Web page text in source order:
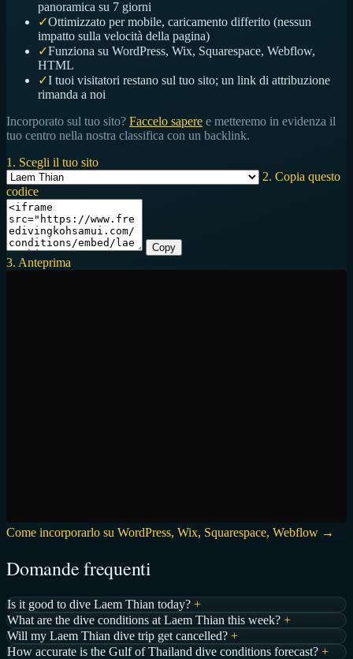
panoramica su 7 giorni
✓Ottimizzato per mobile, caricamento differito (nessun
impatto sulla velocità della pagina)
✓Funziona su WordPress, Wix, Squarespace, Webflow,
HTML
✓I tuoi visitatori restano sul tuo sito; un link di attribuzione
rimanda a noi
Incorporato sul tuo sito? Faccelo sapere e metteremo in evidenza il
tuo centro nella nostra classifica con un backlink.
1. Scegli il tuo sito
2. Copia questo
codice
Copy
3. Anteprima
Come incorporarlo su WordPress, Wix, Squarespace, Webflow →
Domande frequenti
Is it good to dive Laem Thian today? +
What are the dive conditions at Laem Thian this week? +
Will my Laem Thian dive trip get cancelled? +
How accurate is the Gulf of Thailand dive conditions forecast? +